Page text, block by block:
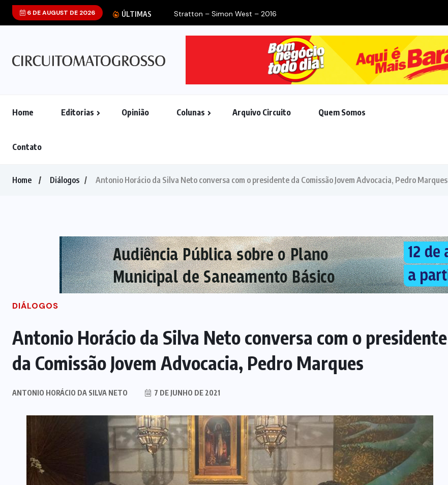
6 DE AUGUST DE 2026 ÚLTIMAS Stratton – Simon West – 2016
Home Editorias Opinião Colunas Arquivo Circuito Quem Somos
Contato
Home Diálogos Antonio Horácio da Silva Neto conversa com o presidente da Comissão Jovem Advocacia, Pedro Marques
DIÁLOGOS
Antonio Horácio da Silva Neto conversa com o presidente
da Comissão Jovem Advocacia, Pedro Marques
ANTONIO HORÁCIO DA SILVA NETO 7 DE JUNHO DE 2021